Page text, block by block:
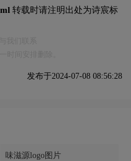
转载时请注明出处为诗宸标
发布于2024-07-08 08:56:28
味滋源logo图片